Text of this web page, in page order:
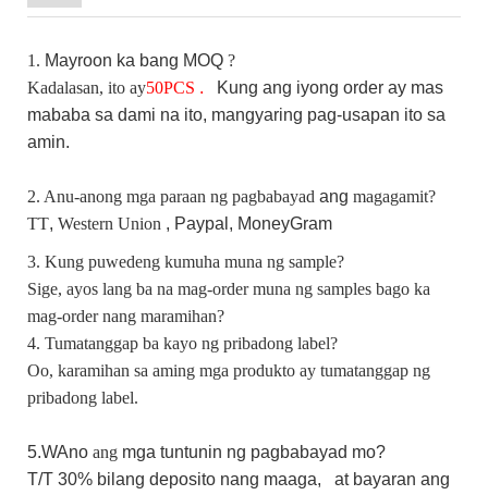
1. Mayroon ka bang MOQ ?
Kadalasan, ito ay50PCS . Kung ang iyong order ay mas
mababa sa dami na ito, mangyaring pag-usapan ito sa
amin.
2. Anu-anong mga paraan ng pagbabayad ang magagamit?
TT, Western Union , Paypal, MoneyGram
3. Kung puwedeng kumuha muna ng sample?
Sige, ayos lang ba na mag-order muna ng samples bago ka
mag-order nang maramihan?
4. Tumatanggap ba kayo ng pribadong label?
Oo, karamihan sa aming mga produkto ay tumatanggap ng
pribadong label.
5.WAno ang mga tuntunin ng pagbabayad mo?
T/T 30% bilang deposito nang maaga,
at bayaran ang